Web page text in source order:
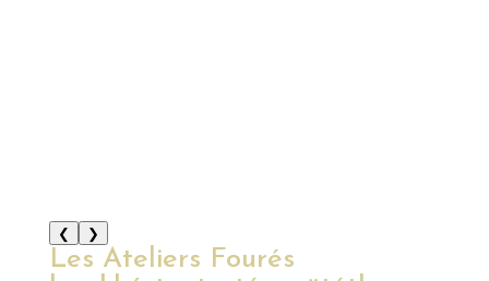
❮ ❯
Les Ateliers Fourés